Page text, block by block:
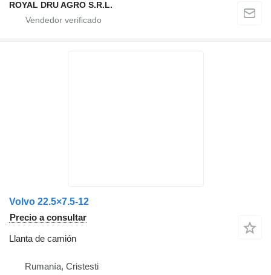
ROYAL DRU AGRO S.R.L.
Volvo 22.5×7.5-12
Precio a consultar
Llanta de camión
Rumanía, Cristesti